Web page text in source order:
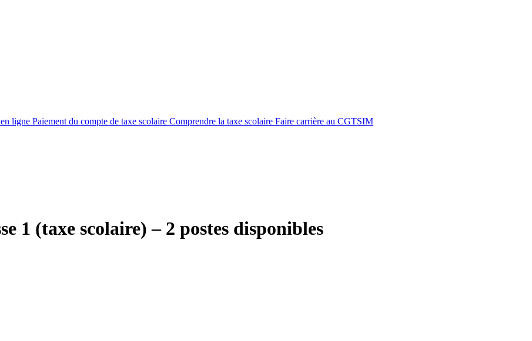
ligne Paiement du compte de taxe scolaire Comprendre la taxe scolaire Faire carrière au CGTSIM
1 (taxe scolaire) – 2 postes disponibles